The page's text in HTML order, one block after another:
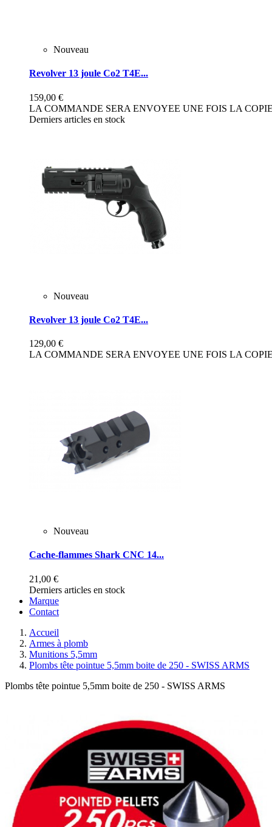
Nouveau
Revolver 13 joule Co2 T4E...
159,00 €
LA COMMANDE SERA ENVOYEE UNE FOIS LA
Derniers articles en stock
Nouveau
Revolver 13 joule Co2 T4E...
129,00 €
LA COMMANDE SERA ENVOYEE UNE FOIS LA
Nouveau
Cache-flammes Shark CNC 14...
21,00 €
Derniers articles en stock
Marque
Contact
Accueil
Armes à plomb
Munitions 5,5mm
Plombs tête pointue 5,5mm boite de 250 - SWISS ARMS
Plombs tête pointue 5,5mm boite de 250 - SWISS ARMS